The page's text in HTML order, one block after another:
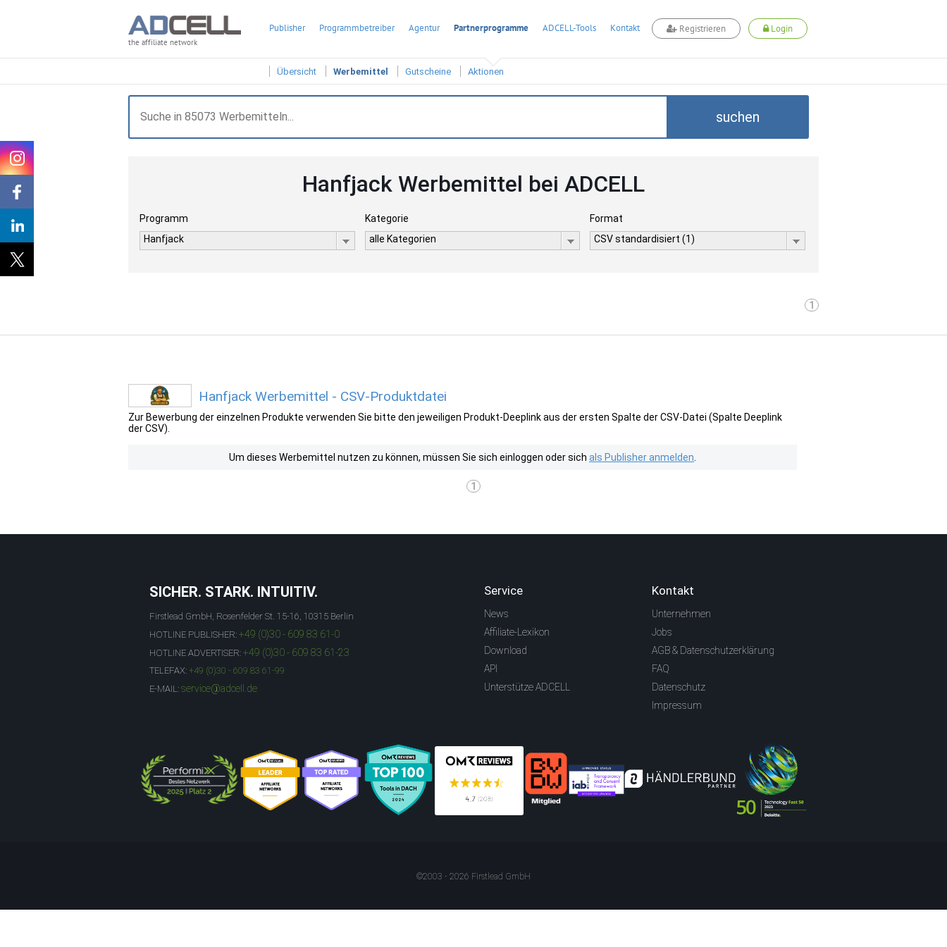
the affiliate network
Publisher Programmbetreiber Agentur Partnerprogramme ADCELL-Tools Kontakt Registrieren Login
Übersicht Werbemittel Gutscheine Aktionen
suchen
Hanfjack Werbemittel bei ADCELL
Programm
Hanfjack
Kategorie
alle Kategorien
Format
CSV standardisiert (1)
1
Hanfjack Werbemittel - CSV-Produktdatei
Zur Bewerbung der einzelnen Produkte verwenden Sie bitte den jeweiligen Produkt-Deeplink aus der ersten Spalte der CSV-Datei (Spalte Deeplink
der CSV).
Um dieses Werbemittel nutzen zu können, müssen Sie sich einloggen oder sich als Publisher anmelden
1
SICHER. STARK. INTUITIV.
Firstlead GmbH, Rosenfelder St. 15-16, 10315 Berlin
HOTLINE PUBLISHER: +49 (0)30 - 609 83 61-0
HOTLINE ADVERTISER: +49 (0)30 - 609 83 61-23
TELEFAX: +49 (0)30 - 609 83 61-99
E-MAIL: service@adcell.de
Service
News
Affiliate-Lexikon
Download
API
Unterstütze ADCELL
Kontakt
Unternehmen
Jobs
AGB & Datenschutzerklärung
FAQ
Datenschutz
Impressum
©2003 - 2026 Firstlead GmbH